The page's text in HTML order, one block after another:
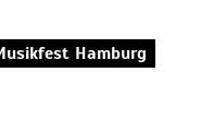
Hamburg